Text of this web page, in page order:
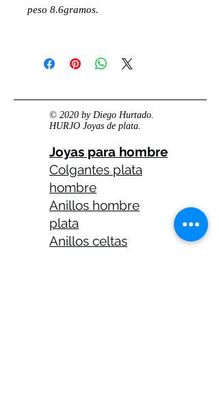
peso 8.6gramos.
© 2020 by Diego Hurtado.
HURJO Joyas de plata.
Joyas para hombre
Colgantes plata
hombre
Anillos hombre
plata
Anillos celtas